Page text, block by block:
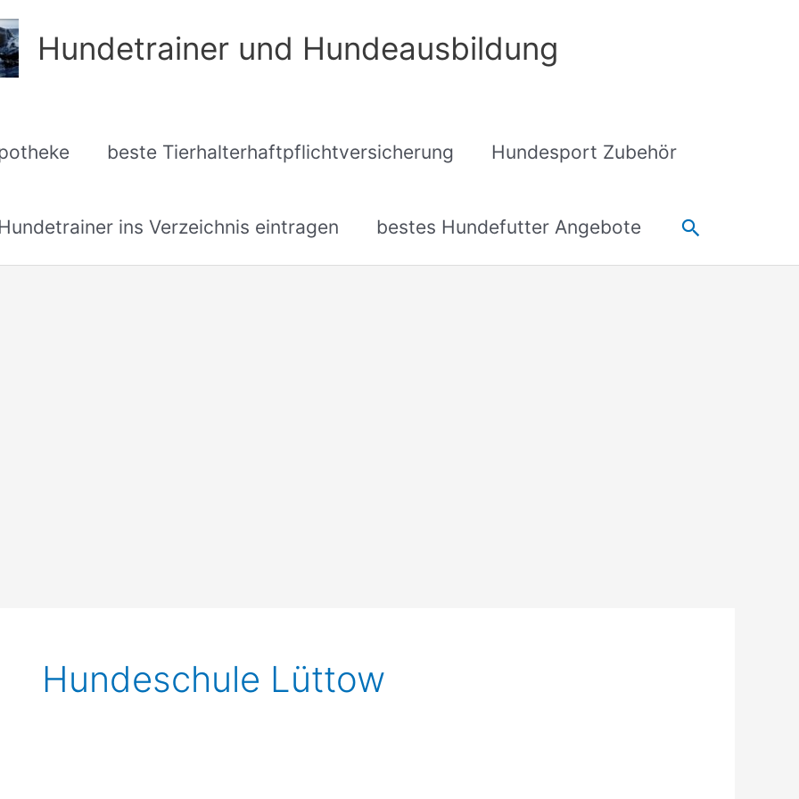
Hundetrainer und Hundeausbildung
beste Tierhalterhaftpflichtversicherung Hundesport Zubehör
ins Verzeichnis eintragen bestes Hundefutter Angebote Suchen
Hundeschule Lüttow